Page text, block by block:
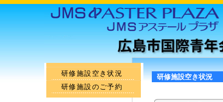
研修施設空き状況
研修施設空き状況
研修施設のご予約